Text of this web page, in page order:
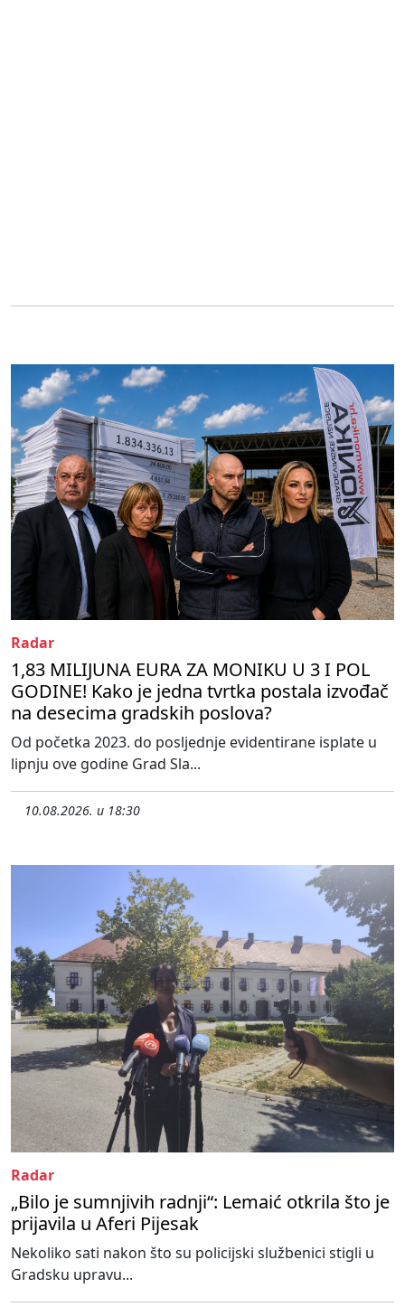
Radar
1,83 MILIJUNA EURA ZA MONIKU U 3 I POL
GODINE! Kako je jedna tvrtka postala izvođač
na desecima gradskih poslova?
Od početka 2023. do posljednje evidentirane isplate u
lipnju ove godine Grad Sla...
10.08.2026. u 18:30
Radar
„Bilo je sumnjivih radnji“: Lemaić otkrila što je
prijavila u Aferi Pijesak
Nekoliko sati nakon što su policijski službenici stigli u
Gradsku upravu...